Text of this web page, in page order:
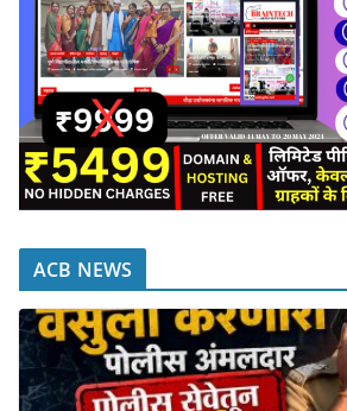
ACB NEWS